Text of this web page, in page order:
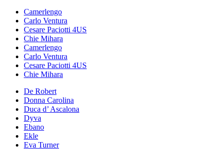
Camerlengo
Carlo Ventura
Cesare Paciotti 4US
Chie Mihara
Camerlengo
Carlo Ventura
Cesare Paciotti 4US
Chie Mihara
De Robert
Donna Carolina
Duca d’ Ascalona
Dyva
Ebano
Ekle
Eva Turner